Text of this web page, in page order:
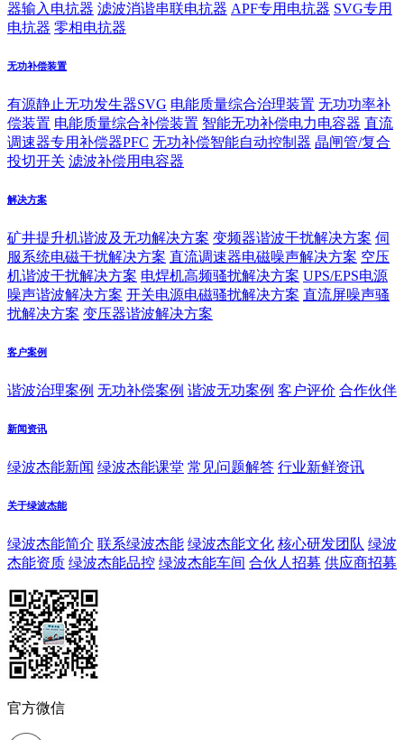
器输入电抗器 滤波消谐串联电抗器 APF专用电抗器 SVG专用
电抗器 零相电抗器
无功补偿装置
有源静止无功发生器SVG 电能质量综合治理装置 无功功率补
偿装置 电能质量综合补偿装置 智能无功补偿电力电容器 直流
调速器专用补偿器PFC 无功补偿智能自动控制器 晶闸管/复合
投切开关 滤波补偿用电容器
解决方案
矿井提升机谐波及无功解决方案 变频器谐波干扰解决方案 伺
服系统电磁干扰解决方案 直流调速器电磁噪声解决方案 空压
机谐波干扰解决方案 电焊机高频骚扰解决方案 UPS/EPS电源
噪声谐波解决方案 开关电源电磁骚扰解决方案 直流屏噪声骚
扰解决方案 变压器谐波解决方案
客户案例
谐波治理案例 无功补偿案例 谐波无功案例 客户评价 合作伙伴
新闻资讯
绿波杰能新闻 绿波杰能课堂 常见问题解答 行业新鲜资讯
关于绿波杰能
绿波杰能简介 联系绿波杰能 绿波杰能文化 核心研发团队 绿波
杰能资质 绿波杰能品控 绿波杰能车间 合伙人招募 供应商招募
官方微信